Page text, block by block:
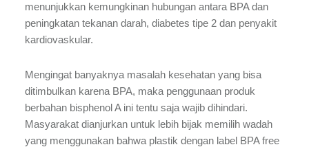
menunjukkan kemungkinan hubungan antara BPA dan
peningkatan tekanan darah, diabetes tipe 2 dan penyakit
kardiovaskular.
Mengingat banyaknya masalah kesehatan yang bisa
ditimbulkan karena BPA, maka penggunaan produk
berbahan bisphenol A ini tentu saja wajib dihindari.
Masyarakat dianjurkan untuk lebih bijak memilih wadah
yang menggunakan bahwa plastik dengan label BPA free